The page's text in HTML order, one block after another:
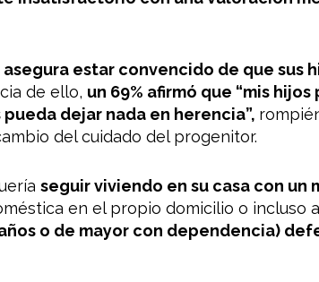
estar convencido de que sus
de ello, un 69% afirmó que “mis
dejar nada en herencia”,
del cuidado del progenitor.
seguir viviendo en su casa con un
en el propio domicilio o incluso
o de mayor con dependencia)